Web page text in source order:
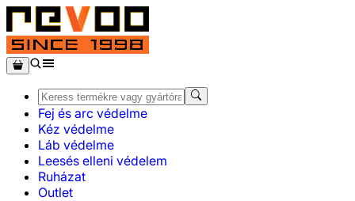
Fej és arc védelme
Kéz védelme
Láb védelme
Leesés elleni védelem
Ruházat
Outlet